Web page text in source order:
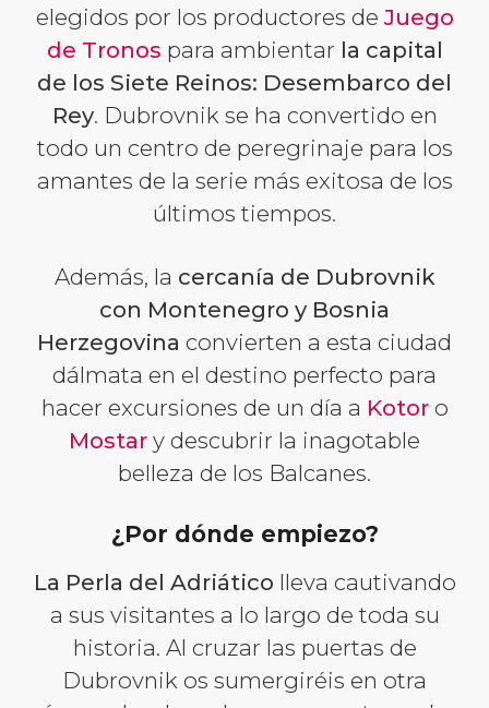
elegidos por los productores deJuego
de Tronos para ambientar la capital
de los Siete Reinos: Desembarco del
Rey. Dubrovnik se ha convertido en
todo un centro de peregrinaje para los
amantes de la serie más exitosa de los
últimos tiempos.
Además, la cercanía de Dubrovnik
con Montenegro y Bosnia
Herzegovina convierten a esta ciudad
dálmata en el destino perfecto para
hacer excursiones de un día a Kotor o
Mostar y descubrir la inagotable
belleza de los Balcanes.
¿Por dónde empiezo?
La Perla del Adriático lleva cautivando
a sus visitantes a lo largo de toda su
historia. Al cruzar las puertas de
Dubrovnik os sumergiréis en otra